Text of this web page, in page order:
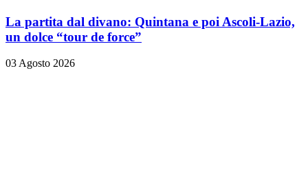
La partita dal divano: Quintana e poi Ascoli-Lazio,
un dolce “tour de force”
03 Agosto 2026